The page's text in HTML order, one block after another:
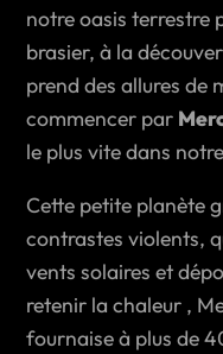
notre oasis terrestre
brasier, à la
prend des allures de
commencer par
le plus vite dans
Cette petite planète
contrastes violents,
vents solaires et
retenir la chaleur ,
fournaise à plus de